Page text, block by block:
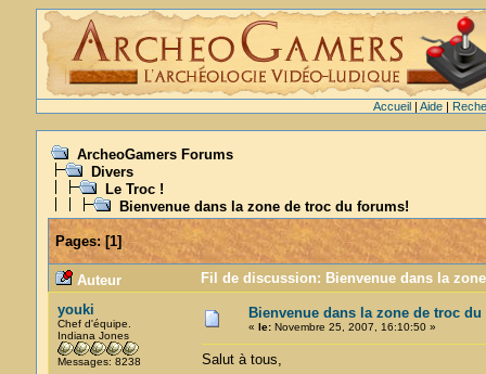
Accueil| Aide|
ArcheoGamers Forums
Divers
Le Troc !
Bienvenue dans la zone de troc du forums!
Pages:[1]
Auteur
Fil de discussion: Bienvenue dans la
youki
Chef d'équipe.
Indiana Jones
Messages: 8238
Bienvenue dans la zone de troc
« le:Novembre 25, 2007, 16:10:50 »
Salut à tous,